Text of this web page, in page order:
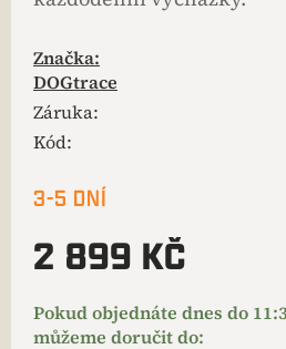
Značka:
DOGtrace
Záruka:
Kód:
3-5 DNÍ
2 899 KČ